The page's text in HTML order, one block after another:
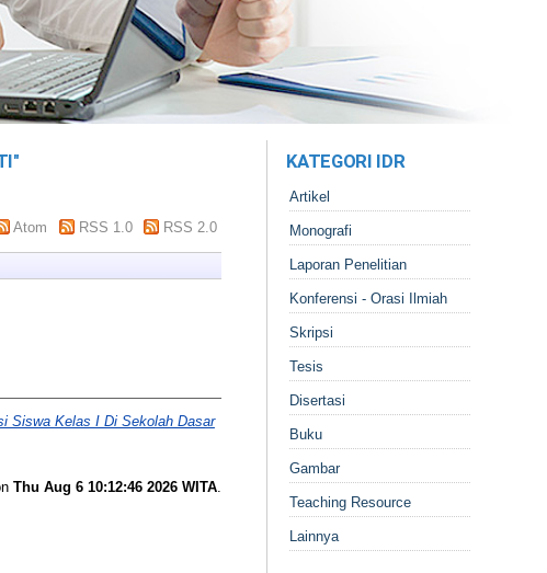
"
Atom RSS 1.0 RSS 2.0
Siswa Kelas I Di Sekolah Dasar
Thu Aug 6 10:12:46 2026 WITA.
KATEGORI IDR
Artikel
Monografi
Laporan Penelitian
Konferensi - Orasi Ilmiah
Skripsi
Tesis
Disertasi
Buku
Gambar
Teaching Resource
Lainnya